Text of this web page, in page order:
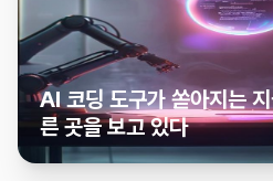
AI 코딩 도구가 쏟아지는
른 곳을 보고 있다